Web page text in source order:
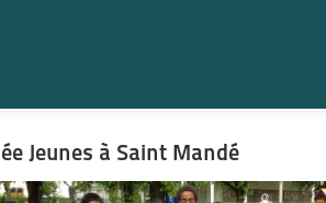
Jeunes à Saint Mandé